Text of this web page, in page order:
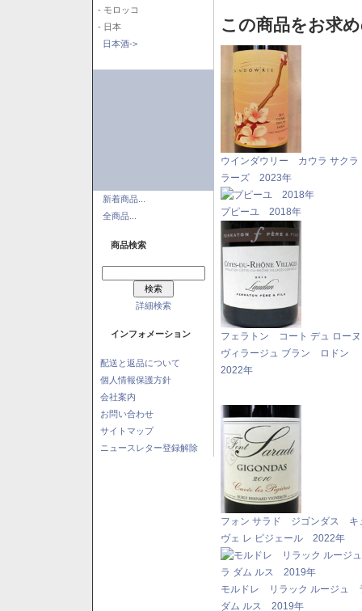
- モロッコ
- 日本
日本酒->
新着商品...
全商品...
商品検索
詳細検索
インフォメーション
配送と返品について
個人情報保護方針
会社案内
お問い合わせ
サイトマップ
ニュースレター登録解除
この商品をお求
ウインダウリー カウラ サクラ
ラーズ 2023年
プピーユ 2018年
フェラトン コート デュ ロー
ヴィラージュ ブラン ロドン
2022年
フォン サラド ジゴンダス キ
ヴェ レ ピジェール 2022年
モルドレ リラック ルージュ
ダム ルス 2019年